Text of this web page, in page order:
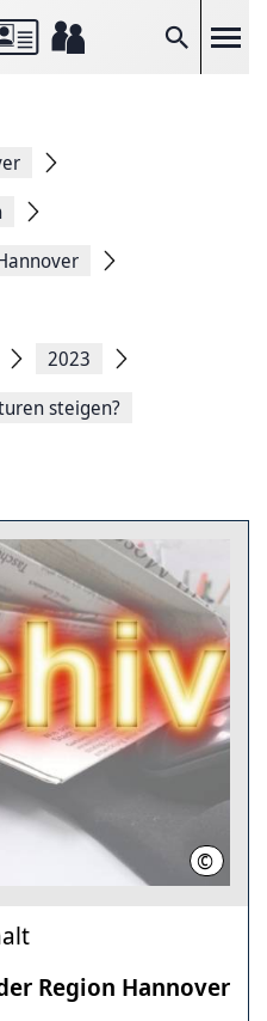
Suche
2023
steigen?
©
Region Hannover